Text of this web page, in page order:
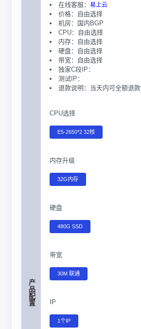
产品配置
在线客服： 易上云
价格：自由选择
机房：国内BGP
CPU：自由选择
内存：自由选择
硬盘：自由选择
带宽：自由选择
独家C段IP：
测试IP：
退款说明：当天内可全额退款
CPU选择
E5-2650*2 32核
内存升级
32G内存
硬盘
480G SSD
带宽
30M 联通
IP
1个IP